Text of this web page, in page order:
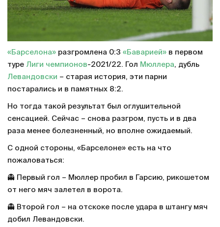
«Барселона» разгромлена 0:3 «Баварией» в первом
туре Лиги чемпионов-2021/22. Гол Мюллера, дубль
Левандовски – старая история, эти парни
постарались и в памятных 8:2.
Но тогда такой результат был оглушительной
сенсацией. Сейчас – снова разгром, пусть и в два
раза менее болезненный, но вполне ожидаемый.
С одной стороны, «Барселоне» есть на что
пожаловаться:
👻 Первый гол – Мюллер пробил в Гарсию, рикошетом
от него мяч залетел в ворота.
👻 Второй гол – на отскоке после удара в штангу мяч
добил Левандовски.